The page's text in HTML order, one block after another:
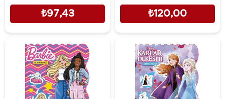
₺97,43 ₺120,00